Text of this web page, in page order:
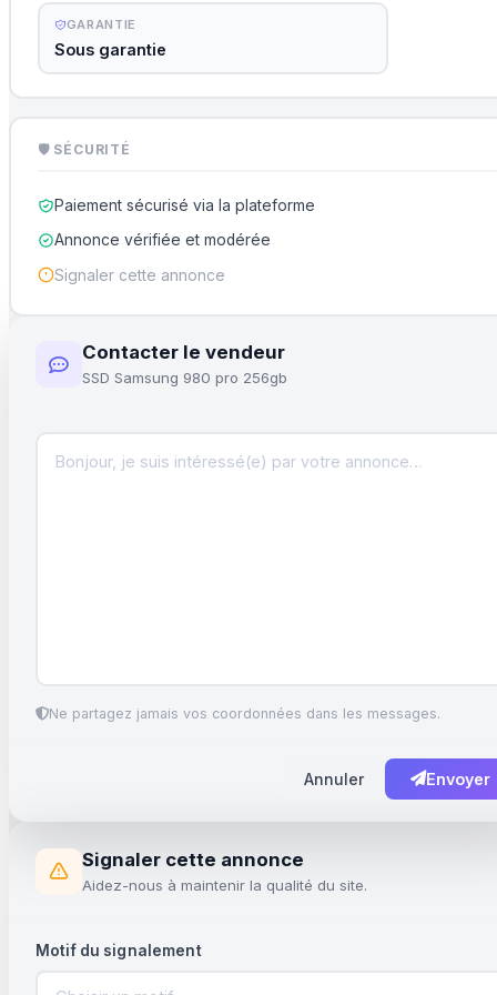
GARANTIE
Sous garantie
🛡 SÉCURITÉ
Paiement sécurisé via la plateforme
Annonce vérifiée et modérée
Signaler cette annonce
Contacter le vendeur
SSD Samsung 980 pro 256gb
Ne partagez jamais vos coordonnées dans les messages.
Annuler Envoyer
Signaler cette annonce
Aidez-nous à maintenir la qualité du site.
Motif du signalement